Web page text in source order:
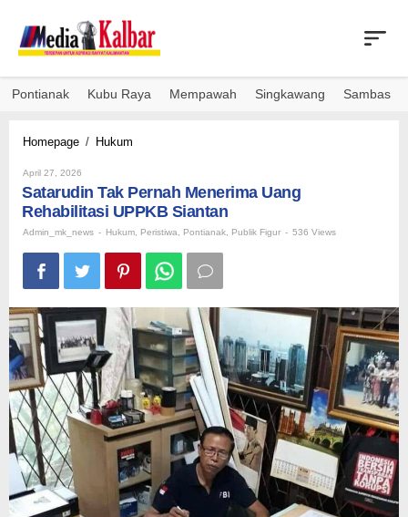
content
Pontianak Kubu Raya Mempawah Singkawang Sambas
Homepage / Hukum
Menerima
Uang
UPPKB
Siantan
April 27, 2026
Satarudin Tak Pernah Menerima Uang
Rehabilitasi UPPKB Siantan
Admin_mk_news - Hukum Peristiwa Pontianak Publik Figur - 536 Views